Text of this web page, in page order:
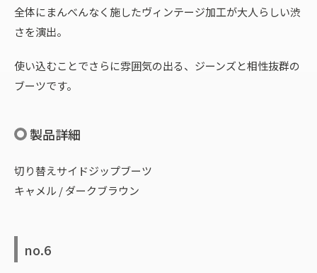
全体にまんべんなく施したヴィンテージ加工が大人らしい渋
さを演出。
使い込むことでさらに雰囲気の出る、ジーンズと相性抜群の
ブーツです。
製品詳細
切り替えサイドジップブーツ
キャメル / ダークブラウン
no.6